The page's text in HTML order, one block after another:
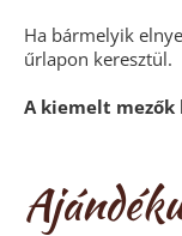
Ha bármelyik
űrlapon keresztül.
A kiemelt